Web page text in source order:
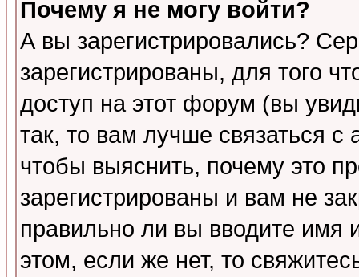
Почему я не могу войти?
А вы зарегистрировались?
зарегистрированы, для того
доступ на этот форум (вы
так, то вам лучше связаться
чтобы выяснить, почему это
зарегистрированы и вам не
правильно ли вы вводите
этом, если же нет, то